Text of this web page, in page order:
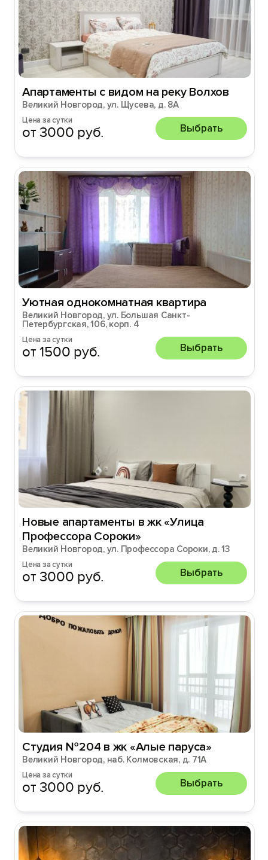
Апартаменты с видом на реку Волхов
Великий Новгород, ул. Щусева, д. 8А
Цена за сутки
от 3000 руб. Выбрать
Уютная однокомнатная квартира
Великий Новгород, ул. Большая Санкт-
Петербургская, 106, корп. 4
Цена за сутки
от 1500 руб. Выбрать
Новые апартаменты в жк «Улица
Профессора Сороки»
Великий Новгород, ул. Профессора Сороки, д. 13
Цена за сутки
от 3000 руб. Выбрать
Студия №204 в жк «Алые паруса»
Великий Новгород, наб. Колмовская, д. 71А
Цена за сутки
от 3000 руб. Выбрать